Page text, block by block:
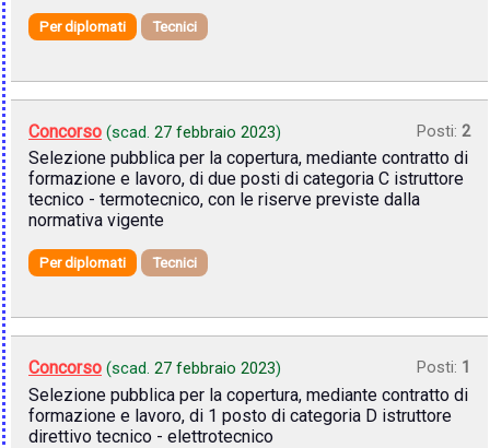
Per diplomati Tecnici
Concorso (scad. 27 febbraio 2023) Posti: 2
Selezione pubblica per la copertura, mediante contratto di
formazione e lavoro, di due posti di categoria C istruttore
tecnico - termotecnico, con le riserve previste dalla
normativa vigente
Per diplomati Tecnici
Concorso (scad. 27 febbraio 2023) Posti: 1
Selezione pubblica per la copertura, mediante contratto di
formazione e lavoro, di 1 posto di categoria D istruttore
direttivo tecnico - elettrotecnico